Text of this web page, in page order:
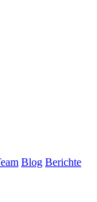
Blog Berichte